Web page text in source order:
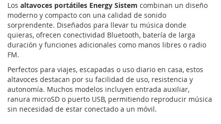
Los altavoces portátiles Energy Sistem combinan un diseño
moderno y compacto con una calidad de sonido
sorprendente. Diseñados para llevar tu música donde
quieras, ofrecen conectividad Bluetooth, batería de larga
duración y funciones adicionales como manos libres o radio
FM.
Perfectos para viajes, escapadas o uso diario en casa, estos
altavoces destacan por su facilidad de uso, resistencia y
autonomía. Muchos modelos incluyen entrada auxiliar,
ranura microSD o puerto USB, permitiendo reproducir música
sin necesidad de estar conectado a un móvil.